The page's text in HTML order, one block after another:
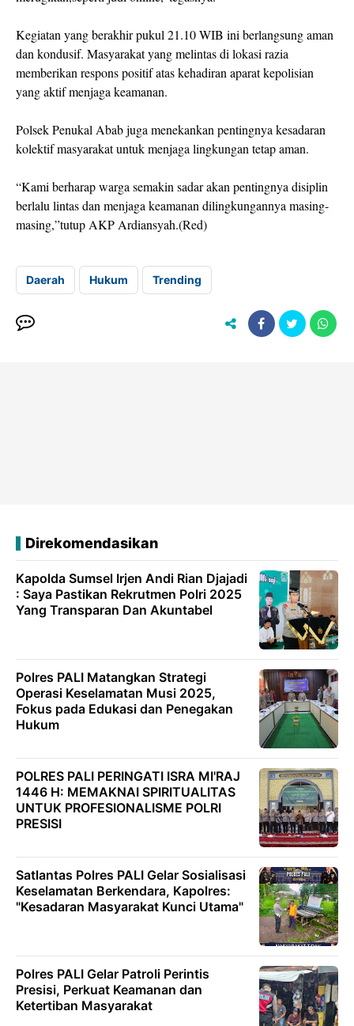
Kegiatan yang berakhir pukul 21.10 WIB ini berlangsung aman
dan kondusif. Masyarakat yang melintas di lokasi razia
memberikan respons positif atas kehadiran aparat kepolisian
yang aktif menjaga keamanan.
Polsek Penukal Abab juga menekankan pentingnya kesadaran
kolektif masyarakat untuk menjaga lingkungan tetap aman.
“Kami berharap warga semakin sadar akan pentingnya disiplin
berlalu lintas dan menjaga keamanan dilingkungannya masing-
masing,”tutup AKP Ardiansyah.(Red)
Daerah Hukum Trending
Direkomendasikan
Kapolda Sumsel Irjen Andi Rian Djajadi
: Saya Pastikan Rekrutmen Polri 2025
Yang Transparan Dan Akuntabel
Polres PALI Matangkan Strategi
Operasi Keselamatan Musi 2025,
Fokus pada Edukasi dan Penegakan
Hukum
POLRES PALI PERINGATI ISRA MI'RAJ
1446 H: MEMAKNAI SPIRITUALITAS
UNTUK PROFESIONALISME POLRI
PRESISI
Satlantas Polres PALI Gelar Sosialisasi
Keselamatan Berkendara, Kapolres:
"Kesadaran Masyarakat Kunci Utama"
Polres PALI Gelar Patroli Perintis
Presisi, Perkuat Keamanan dan
Ketertiban Masyarakat